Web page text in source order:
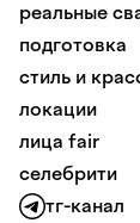
реальные
подготовка
стиль и
локации
лица fair
селебрити
тг-канал